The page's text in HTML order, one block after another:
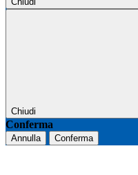
Chiudi
Conferma
Annulla Conferma